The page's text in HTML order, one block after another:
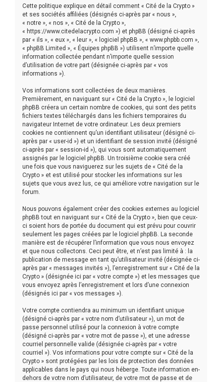
Cette politique explique en détail comment « Cité de la Crypto »
et ses sociétés affiliées (désignés ci-après par « nous »,
« notre », « nos », « Cité de la Crypto »,
« https://www.citedelacrypto.com ») et phpBB (désigné ci-après
par « ils », « eux », « leur », « logiciel phpBB », « www.phpbb.com »,
« phpBB Limited », « Équipes phpBB ») utilisent n’importe quelle
information collectée pendant n’importe quelle session
d’utilisation de votre part (désignée ci-après par « vos
informations »).
Vos informations sont collectées de deux manières.
Premièrement, en naviguant sur « Cité de la Crypto », le logiciel
phpBB créera un certain nombre de cookies, qui sont des petits
fichiers textes téléchargés dans les fichiers temporaires du
navigateur Internet de votre ordinateur. Les deux premiers
cookies ne contiennent qu’un identifiant utilisateur (désigné ci-
après par « user-id ») et un identifiant de session invité (désigné
ci-après par « session-id »), qui vous sont automatiquement
assignés par le logiciel phpBB. Un troisième cookie sera créé
une fois que vous naviguerez sur les sujets de « Cité de la
Crypto » et est utilisé pour stocker les informations sur les
sujets que vous avez lus, ce qui améliore votre navigation sur le
forum.
Nous pouvons également créer des cookies externes au logiciel
phpBB tout en naviguant sur « Cité de la Crypto », bien que ceux-
ci soient hors de portée du document qui est prévu pour couvrir
seulement les pages créées par le logiciel phpBB. La seconde
manière est de récupérer l’information que vous nous envoyez
et que nous collectons. Ceci peut être, et n’est pas limité à : la
publication de message en tant qu’utilisateur invité (désignée ci-
après par « messages invités »), l’enregistrement sur « Cité de la
Crypto » (désignée ici par « votre compte ») et les messages que
vous envoyez après l’enregistrement et lors d’une connexion
(désignés ici par « vos messages »).
Votre compte contiendra au minimum un identifiant unique
(désigné ci-après par « votre nom d’utilisateur »), un mot de
passe personnel utilisé pour la connexion à votre compte
(désigné ci-après par « votre mot de passe »), et une adresse
courriel personnelle valide (désignée ci-après par « votre
courriel »). Vos informations pour votre compte sur « Cité de la
Crypto » sont protégées par les lois de protection des données
applicables dans le pays qui nous héberge. Toute information en-
dehors de votre nom d’utilisateur, de votre mot de passe et de